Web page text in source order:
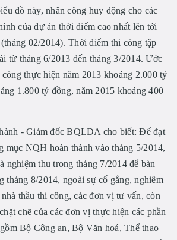
đồ này, nhân công huy động cho các
của dự án thời điểm cao nhất lên tới
02/2014). Thời điểm thi công tập
từ tháng 6/2013 đến tháng 3/2014. Ước
thực hiện năm 2013 khoảng 2.000 tỷ
1.800 tỷ đồng, năm 2015 khoảng 400
- Giám đốc BQLDA cho biết: Để đạt
mục NQH hoàn thành vào tháng 5/2014,
nghiệm thu trong tháng 7/2014 để bàn
tháng 8/2014, ngoài sự cố gắng, nghiêm
thầu thi công, các đơn vị tư vấn, còn
chẽ của các đơn vị thực hiện các phần
Bộ Công an, Bộ Văn hoá, Thể thao